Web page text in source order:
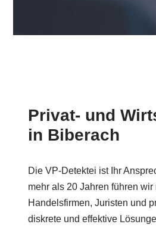
Privat- und
in Biberach
Die VP-Detektei ist Ihr
mehr als 20 Jahren führen
Handelsfirmen, Juristen und
diskrete und effektive